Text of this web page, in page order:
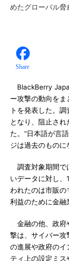
めたグローバル脅
Share
BlackBerry
ー攻撃の動向を
トを発表した。
となり、阻止さ
た。“日本語が言
ジは過去のものに
調査対象期間で
いデータに対し
われたのは市販
利益のために金融
金融の他、政府
撃は、サイバー
の進展や政府のイ
ティ上の設定ミス